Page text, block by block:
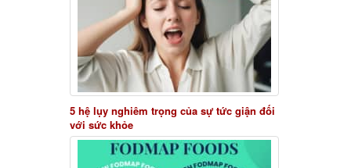
5 hệ lụy nghiêm trọng của sự tức giận đối
với sức khỏe